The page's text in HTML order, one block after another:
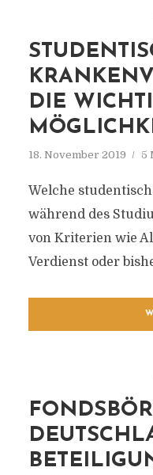
DIE
18. November 2019 5
Welche
während des
von Kriterien wie
Verdienst oder